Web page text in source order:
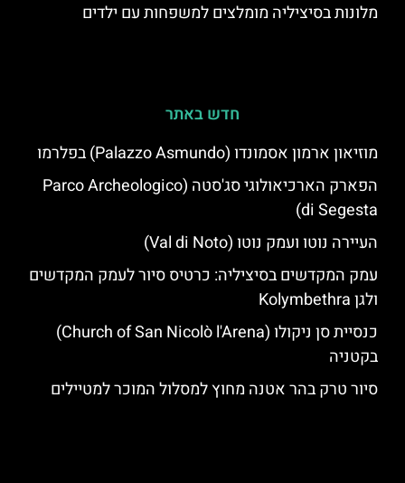
מלונות בסיציליה מומלצים למשפחות עם ילדים
חדש באתר
מוזיאון ארמון אסמונדו (Palazzo Asmundo) בפלרמו
הפארק הארכיאולוגי סג'סטה (Parco Archeologico
di Segesta)
העיירה נוטו ועמק נוטו (Val di Noto)
עמק המקדשים בסיציליה: כרטיס סיור לעמק המקדשים
ולגן Kolymbethra
כנסיית סן ניקולו (Church of San Nicolò l'Arena)
בקטניה
סיור טרק בהר אטנה מחוץ למסלול המוכר למטיילים